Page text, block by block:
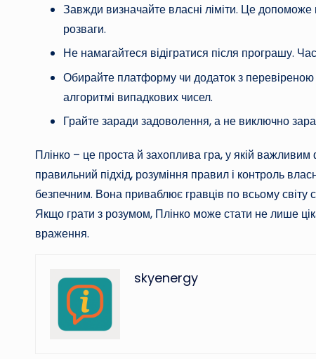
Завжди визначайте власні ліміти. Це допоможе
розваги.
Не намагайтеся відігратися після програшу.
Обирайте платформу чи додаток з
алгоритмі випадкових чисел.
Грайте заради задоволення, а не виключно
Плінко – це проста й захоплива гра, у якій
правильний підхід, розуміння правил і контроль
безпечним. Вона приваблює гравців по всьому
Якщо грати з розумом, Плінко може стати не лише
враження.
skyenergy